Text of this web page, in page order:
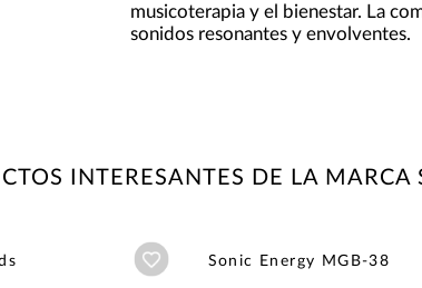
musicoterapia y el bienestar. La
sonidos resonantes y envolventes.
INTERESANTES DE LA MARCA
Añadir a wishlist
Sonic Energy MGB-38